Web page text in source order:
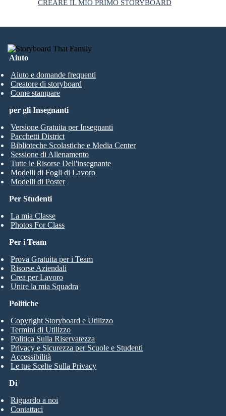
CREARE IL MIO PRIMO STORYBOARD
Aiuto
Aiuto e domande frequenti
Creatore di storyboard
Come stampare
Per Studenti
La mia Classe
Photos For Class
per gli Insegnanti
Versione Gratuita per Insegnanti
Pacchetti District
Biblioteche Scolastiche e Media Center
Sessione di Allenamento
Tutte le Risorse Dell'insegnante
Modelli di Fogli di Lavoro
Modelli di Poster
Per i Team
Prova Gratuita per i Team
Risorse Aziendali
Crea per Lavoro
Unire la mia Squadra
Di
Riguardo a noi
Contattaci
Politiche
Copyright Storyboard e Utilizzo
Termini di Utilizzo
Politica Sulla Riservatezza
Privacy e Sicurezza per Scuole e Studenti
Accessibilità
Le tue Scelte Sulla Privacy